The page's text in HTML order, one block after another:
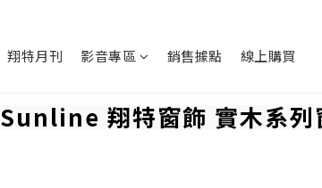
翔特月刊 影音專區 銷售據點 線上購買
Sunline 翔特窗飾 實木系列